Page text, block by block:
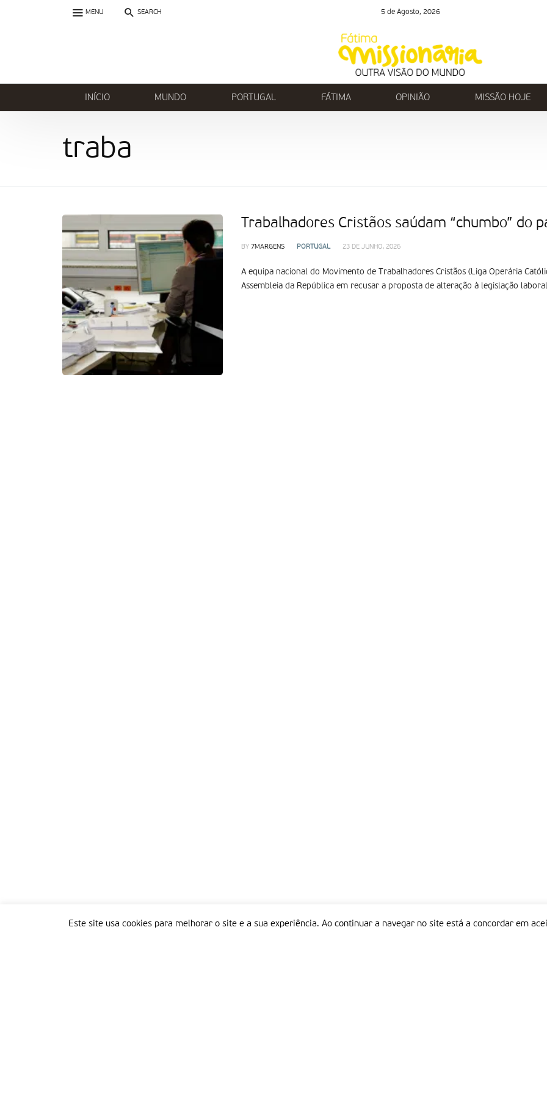
5 de Agosto, 2026
MENU SEARCH
INÍCIO MUNDO PORTUGAL FÁTIMA OPINIÃO MISSÃO HOJE
traba
Trabalhadores Cristãos saúdam “chumbo” do
BY 7MARGENS PORTUGAL 23 DE JUNHO, 2026
A equipa nacional do Movimento de Trabalhadores Cristãos (Liga Operária
Assembleia da República em recusar a proposta de alteração à legislação
Este site usa cookies para melhorar o site e a sua experiência. Ao continuar a navegar no site está a concordar em